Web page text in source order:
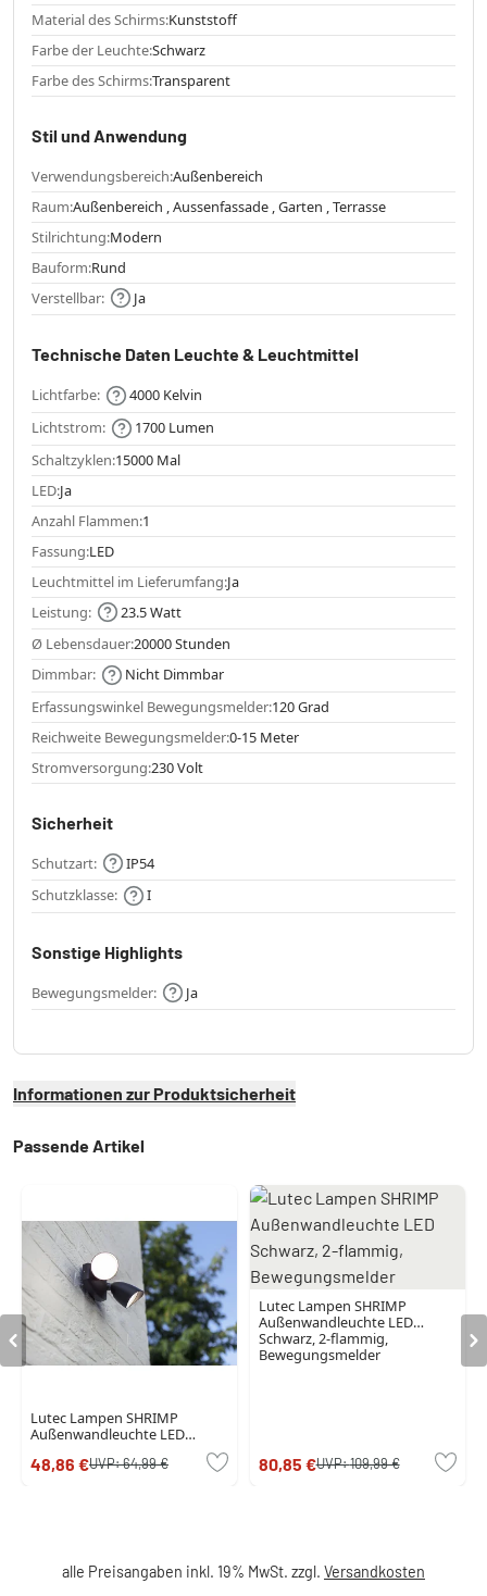
Material des Schirms:Kunststoff
Farbe der Leuchte:Schwarz
Farbe des Schirms:Transparent
Stil und Anwendung
Verwendungsbereich:Außenbereich
Raum:Außenbereich , Aussenfassade , Garten , Terrasse
Stilrichtung:Modern
Bauform:Rund
Verstellbar:
Ja
Technische Daten Leuchte & Leuchtmittel
Lichtfarbe:
4000 Kelvin
Lichtstrom:
1700 Lumen
Schaltzyklen:15000 Mal
LED:Ja
Anzahl Flammen:1
Fassung:LED
Leuchtmittel im Lieferumfang:Ja
Leistung:
23.5 Watt
Ø Lebensdauer:20000 Stunden
Dimmbar:
Nicht Dimmbar
Erfassungswinkel Bewegungsmelder:120 Grad
Reichweite Bewegungsmelder:0-15 Meter
Stromversorgung:230 Volt
Sicherheit
Schutzart:
IP54
Schutzklasse:
I
Sonstige Highlights
Bewegungsmelder: Ja
Informationen zur Produktsicherheit
Passende Artikel
Lutec Lampen SHRIMP
Außenwandleuchte LED
48,86 €UVP:64,99 €
Lutec Lampen SHRIMP
Außenwandleuchte LED
Schwarz, 2-flammig,
Bewegungsmelder
80,85 €UVP:109,99 €
alle Preisangaben inkl. 19% MwSt. zzgl. Versandkosten